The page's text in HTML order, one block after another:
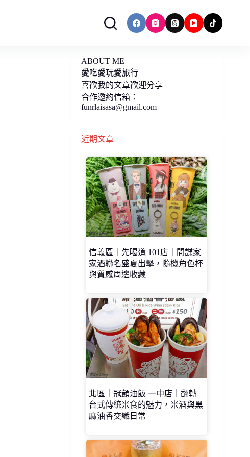
ABOUT ME
愛吃愛玩愛旅行
喜歡我的文章歡迎分享
合作邀約信箱：
funrlaisasa@gmail.com
近期文章
信義區｜先喝道 101店｜間諜家
家酒聯名盛夏出擊，隨機角色杯
與質感周邊收藏
北區｜冠顗油飯 一中店｜翻轉
台式傳統米食的魅力，米酒與黑
麻油香交織日常